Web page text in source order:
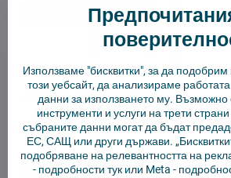
Rowenta ZR009001
Филтър от пяна за
AirForce 360, RH732xxx,
RH90xxxx - 2 бр.
В наличност
13,56 €
Добави в количката
Използваме "бисквитки", за да
този уебсайт, да анализираме
данни за използването му. Възможно
инструменти и услуги на трети страни
събраните данни могат да бъдат
ЕС, САЩ или други държави.
подобряване на релевантността на
- подробности тукили Meta -